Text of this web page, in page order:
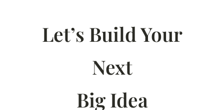
Let’s Build Your
Next
Big Idea